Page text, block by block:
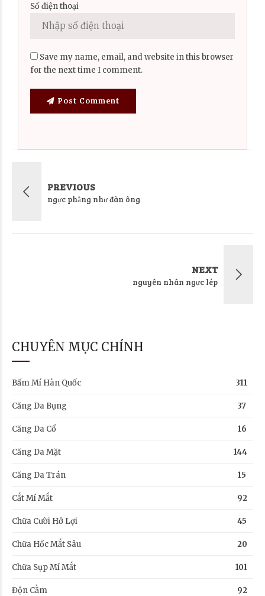
Số điện thoại
Save my name, email, and website in this browser
for the next time I comment.
Post Comment
PREVIOUS
ngực phẳng như đàn ông
NEXT
nguyên nhân ngực lép
CHUYÊN MỤC CHÍNH
Bấm Mí Hàn Quốc 311
Căng Da Bụng 37
Căng Da Cổ 16
Căng Da Mặt 144
Căng Da Trán 15
Cắt Mí Mắt 92
Chữa Cười Hở Lợi 45
Chữa Hốc Mắt Sâu 20
Chữa Sụp Mí Mắt 101
Độn Cằm 92